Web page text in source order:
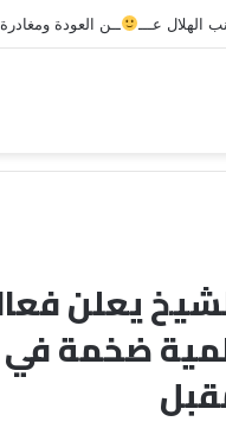
الهلال عـــ ــن العودة ومغادرة خاصة
يعلن
ضخمة